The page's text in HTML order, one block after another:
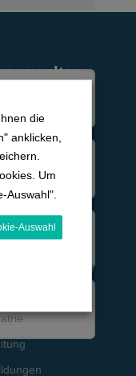
Schritte
0 Schritte
0/0 Schritte
(DGSS)
(DEKRA)
(DGSS)
die
anklicken,
Um
Auswahl".
Auswahl